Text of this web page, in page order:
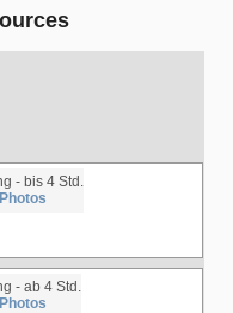
- bis 4 Std.
Photos
- ab 4 Std.
Photos